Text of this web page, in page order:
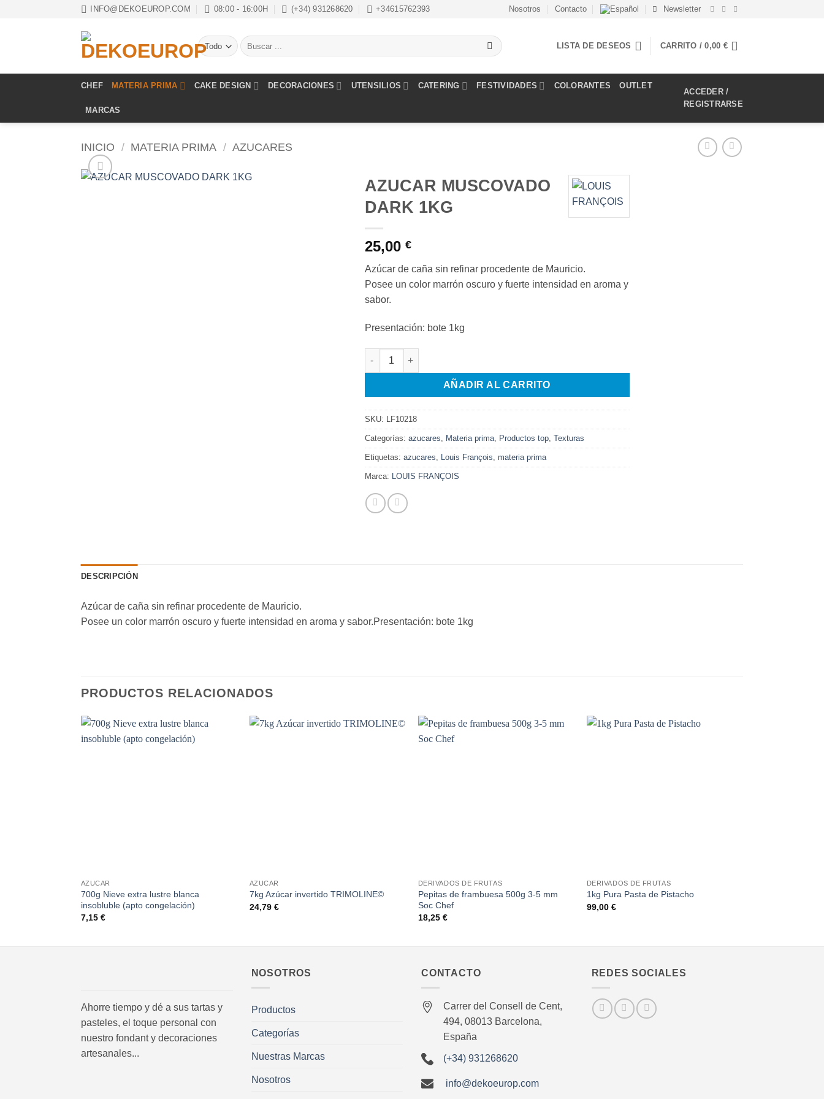
INFO@DEKOEUROP.COM 08:00 - 16:00H (+34) 931268620 +34615762393 Nosotros Contacto Newsletter
Buscar
por:
LISTA DE DESEOS CARRITO /0,00 €
CHEF MATERIA PRIMA CAKE DESIGN DECORACIONES UTENSILIOS CATERING FESTIVIDADES COLORANTES OUTLET
MARCAS
ACCEDER /
REGISTRARSE
INICIO / MATERIA PRIMA / AZUCARES
AZUCAR MUSCOVADO
DARK 1KG
25,00 €
Azúcar de caña sin refinar procedente de Mauricio.
Posee un color marrón oscuro y fuerte intensidad en aroma y
sabor.
Presentación: bote 1kg
AZUCAR MUSCOVADO DARK 1KG cantidad
AÑADIR AL CARRITO
SKU: LF10218
Categorías: azucares Materia prima, Productos top, Texturas
Etiquetas: azucares Louis François materia prima
Marca: LOUIS FRANÇOIS
DESCRIPCIÓN
Azúcar de caña sin refinar procedente de Mauricio.
Posee un color marrón oscuro y fuerte intensidad en aroma y sabor.Presentación: bote 1kg
PRODUCTOS RELACIONADOS
AZUCAR
700g Nieve extra lustre blanca
insobluble (apto congelación)
7,15 €
AZUCAR
7kg Azúcar invertido TRIMOLINE©
24,79 €
DERIVADOS DE FRUTAS
Pepitas de frambuesa 500g 3-5 mm
Soc Chef
18,25 €
DERIVADOS DE FRUTAS
1kg Pura Pasta de Pistacho
99,00 €
Ahorre tiempo y dé a sus tartas y
pasteles, el toque personal con
nuestro fondant y decoraciones
artesanales...
NOSOTROS
Productos
Categorías
Nuestras Marcas
Nosotros
CONTACTO
Carrer del Consell de Cent,
494, 08013 Barcelona,
España
(+34) 931268620
info@dekoeurop.com
REDES SOCIALES